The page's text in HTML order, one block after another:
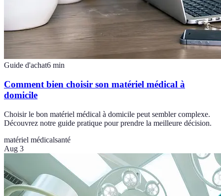
Guide d'achat6 min
Comment bien choisir son matériel médical à
domicile
Choisir le bon matériel médical à domicile peut sembler complexe.
Découvrez notre guide pratique pour prendre la meilleure décision.
matériel médicalsanté
Aug 3